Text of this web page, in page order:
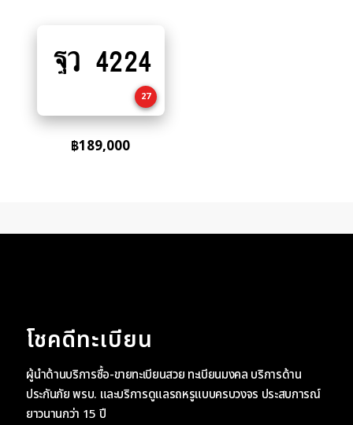
to
ฐว 4224
27
฿189,000
โชคดีทะเบียน
ผู้นำด้านบริการซื้อ-ขายทะเบียนสวย ทะเบียนมงคล บริการด้าน
ประกันภัย พรบ. และบริการดูแลรถหรูแบบครบวงจร ประสบการณ์
ยาวนานกว่า 15 ปี